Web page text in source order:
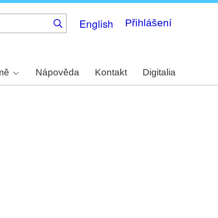
English Přihlášení
Nápověda Kontakt Digitalia